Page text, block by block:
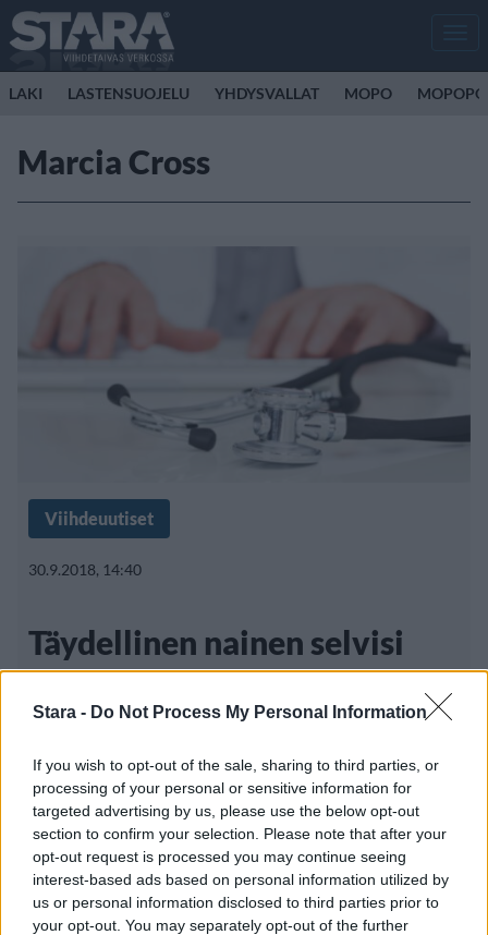
Stara - Do Not Process My Personal Information
If you wish to opt-out of the sale, sharing to third parties, or
processing of your personal or sensitive information for
targeted advertising by us, please use the below opt-out
section to confirm your selection. Please note that after your
opt-out request is processed you may continue seeing
interest-based ads based on personal information utilized by
us or personal information disclosed to third parties prior to
your opt-out. You may separately opt-out of the further
LAKI LASTENSUOJELU YHDYSVALLAT MOPO
Marcia Cross
Viihdeuutiset
30.9.2018, 14:40
Täydellinen nainen selvisi
Marcia Cross on amerikkalainen näyttelijä,
joka on tehnyt pitkän uran